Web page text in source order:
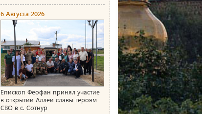
6 Августа 2026
Епископ Феофан принял участие
в открытии Аллеи славы героям
СВО в с. Сотнур